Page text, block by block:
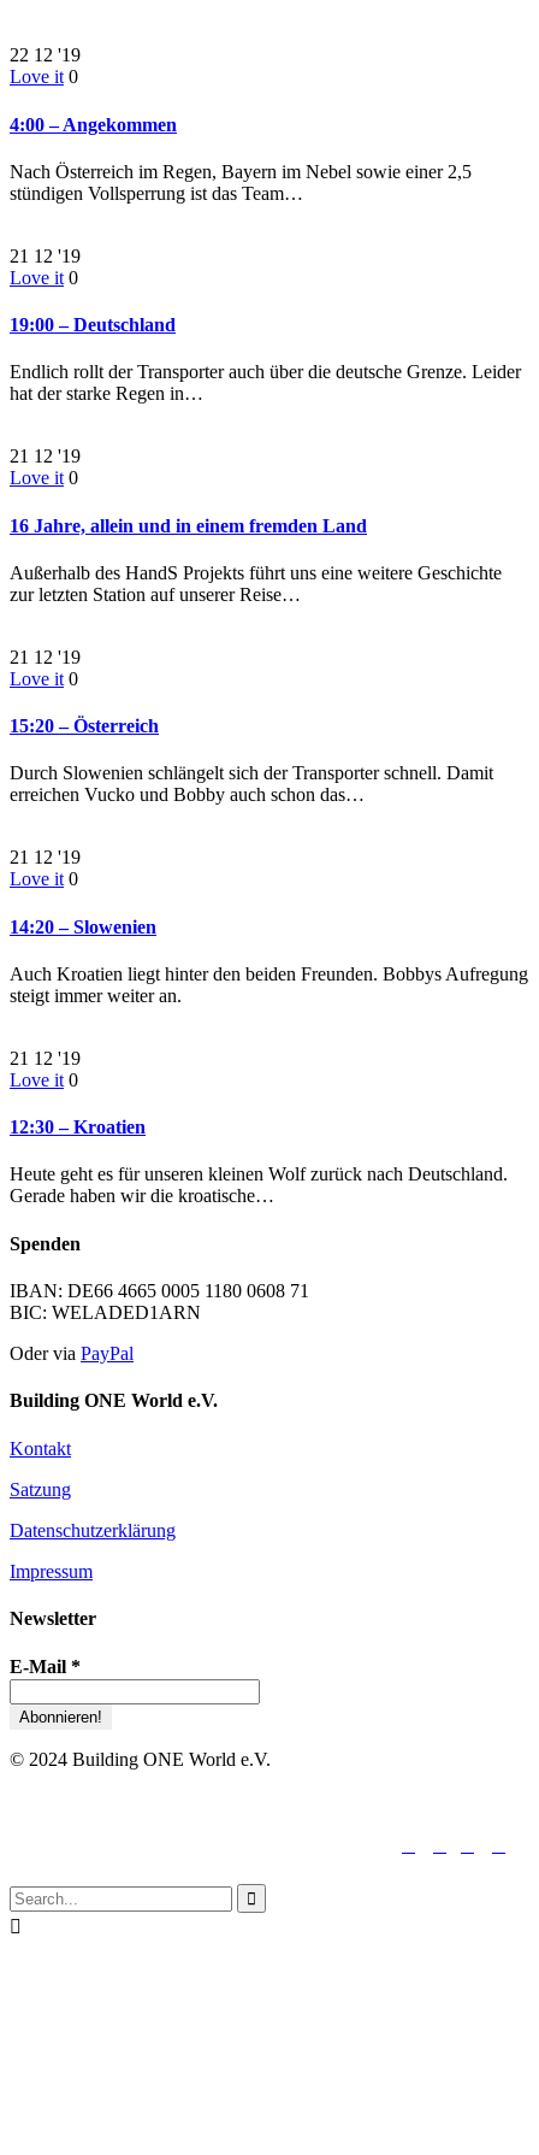
22 12 '19
Love it 0
4:00 – Angekommen
Nach Österreich im Regen, Bayern im Nebel sowie einer 2,5
stündigen Vollsperrung ist das Team…
21 12 '19
Love it 0
19:00 – Deutschland
Endlich rollt der Transporter auch über die deutsche Grenze. Leider
hat der starke Regen in…
21 12 '19
Love it 0
16 Jahre, allein und in einem fremden Land
Außerhalb des HandS Projekts führt uns eine weitere Geschichte
zur letzten Station auf unserer Reise…
21 12 '19
Love it 0
15:20 – Österreich
Durch Slowenien schlängelt sich der Transporter schnell. Damit
erreichen Vucko und Bobby auch schon das…
21 12 '19
Love it 0
14:20 – Slowenien
Auch Kroatien liegt hinter den beiden Freunden. Bobbys Aufregung
steigt immer weiter an.
21 12 '19
Love it 0
12:30 – Kroatien
Heute geht es für unseren kleinen Wolf zurück nach Deutschland.
Gerade haben wir die kroatische…
Spenden
IBAN: DE66 4665 0005 1180 0608 71
BIC: WELADED1ARN
Oder via PayPal
Building ONE World e.V.
Kontakt
Satzung
Datenschutzerklärung
Impressum
Newsletter
E-Mail *
© 2024 Building ONE World e.V.

